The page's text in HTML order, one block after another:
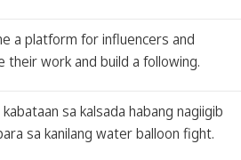
a platform for influencers and
work and build a following.
sa kalsada habang nagiigib
sa kanilang water balloon fight.